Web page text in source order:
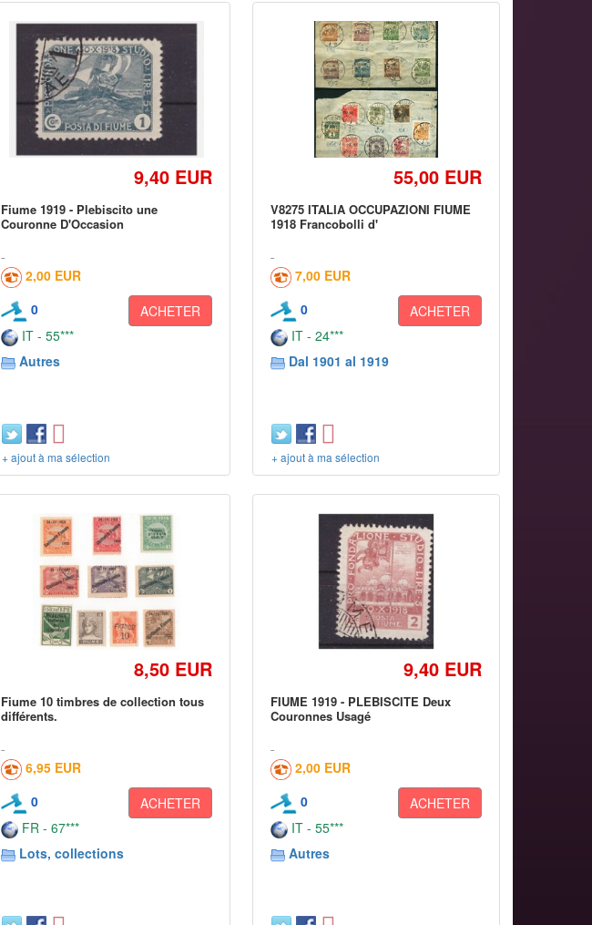
9,40 EUR
Fiume 1919 - Plebiscito une
Couronne D'Occasion
2,00 EUR
0
ACHETER
IT - 55***
Autres
+ ajout à ma sélection
55,00 EUR
V8275 ITALIA OCCUPAZIONI FIUME
1918 Francobolli d'
7,00 EUR
0
ACHETER
IT - 24***
Dal 1901 al 1919
+ ajout à ma sélection
8,50 EUR
Fiume 10 timbres de collection tous
différents.
6,95 EUR
0
ACHETER
FR - 67***
Lots, collections
9,40 EUR
FIUME 1919 - PLEBISCITE Deux
Couronnes Usagé
2,00 EUR
0
ACHETER
IT - 55***
Autres